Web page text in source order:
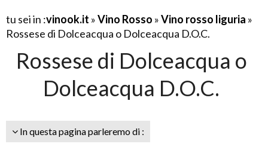
tu sei in :vinook.it »Vino Rosso »Vino rosso liguria »
Rossese di Dolceacqua o Dolceacqua D.O.C.
Rossese di Dolceacqua o
Dolceacqua D.O.C.
In questa pagina parleremo di :